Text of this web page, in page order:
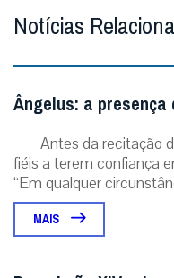
Notícias
Ângelus: a
Antes da recitação
fiéis a terem confiança
“Em qualquer
MAIS